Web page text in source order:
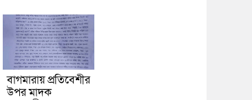
বাগমারায় প্রতিবেশীর
উপর মাদক